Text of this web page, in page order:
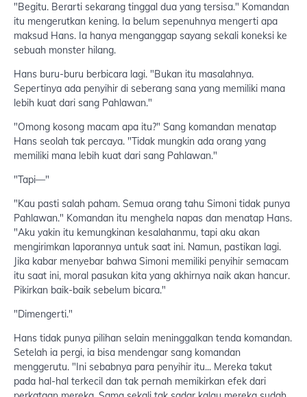
"Begitu. Berarti sekarang tinggal dua yang tersisa." Komandan
itu mengerutkan kening. Ia belum sepenuhnya mengerti apa
maksud Hans. Ia hanya menganggap sayang sekali koneksi ke
sebuah monster hilang.
Hans buru-buru berbicara lagi. "Bukan itu masalahnya.
Sepertinya ada penyihir di seberang sana yang memiliki mana
lebih kuat dari sang Pahlawan."
"Omong kosong macam apa itu?" Sang komandan menatap
Hans seolah tak percaya. "Tidak mungkin ada orang yang
memiliki mana lebih kuat dari sang Pahlawan."
"Tapi—"
"Kau pasti salah paham. Semua orang tahu Simoni tidak punya
Pahlawan." Komandan itu menghela napas dan menatap Hans.
"Aku yakin itu kemungkinan kesalahanmu, tapi aku akan
mengirimkan laporannya untuk saat ini. Namun, pastikan lagi.
Jika kabar menyebar bahwa Simoni memiliki penyihir semacam
itu saat ini, moral pasukan kita yang akhirnya naik akan hancur.
Pikirkan baik-baik sebelum bicara."
"Dimengerti."
Hans tidak punya pilihan selain meninggalkan tenda komandan.
Setelah ia pergi, ia bisa mendengar sang komandan
menggerutu. "Ini sebabnya para penyihir itu... Mereka takut
pada hal-hal terkecil dan tak pernah memikirkan efek dari